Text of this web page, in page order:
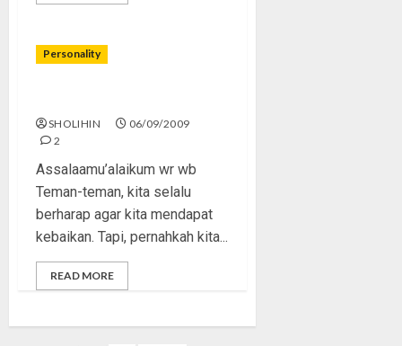
Personality
SHOLIHIN
06/09/2009
2
Assalaamu’alaikum wr wb
Teman-teman, kita selalu
berharap agar kita mendapat
kebaikan. Tapi, pernahkah kita...
READ MORE